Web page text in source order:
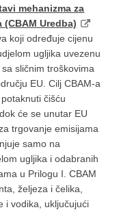
mehanizma za
Uredba)
koji određuje cijenu
ugljika uvezenu
sličnim troškovima
EU. Cilj CBAM-a
čišću
će se unutar EU
trgovanje emisijama
samo na
ugljika i odabranih
u Prilogu I. CBAM
željeza i čelika,
i vodika, uključujući